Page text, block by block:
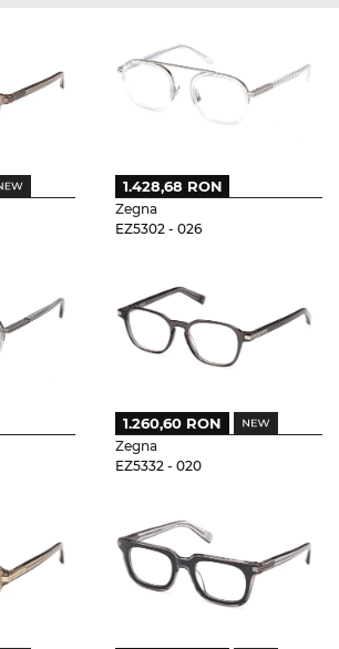
Zegna
EZ5302 - 026
1.428,68 RON
Zegna
EZ5332 - 020
1.260,60 RON